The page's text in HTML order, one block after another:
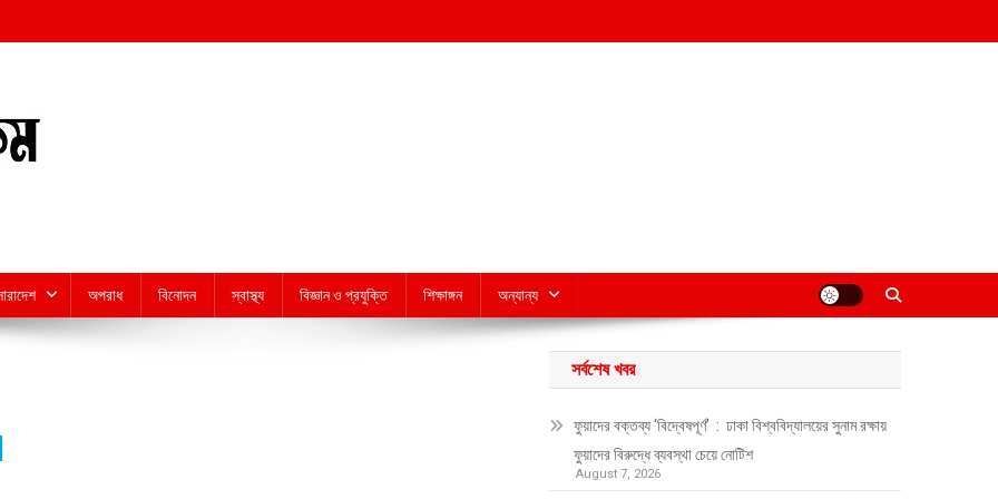
অপরাধ বিনোদন স্বাস্থ্য বিজ্ঞান ও প্রযুক্তি শিক্ষাঙ্গন অন্যান্য
সর্বশেষ খবর
ফুয়াদের বক্তব্য ‘বিদ্বেষপূর্ণ’ : ঢাকা বিশ্ববিদ্যালয়ের সুনাম রক্ষায়
ফুয়াদের বিরুদ্ধে ব্যবস্থা চেয়ে নোটিশ
August 7, 2026